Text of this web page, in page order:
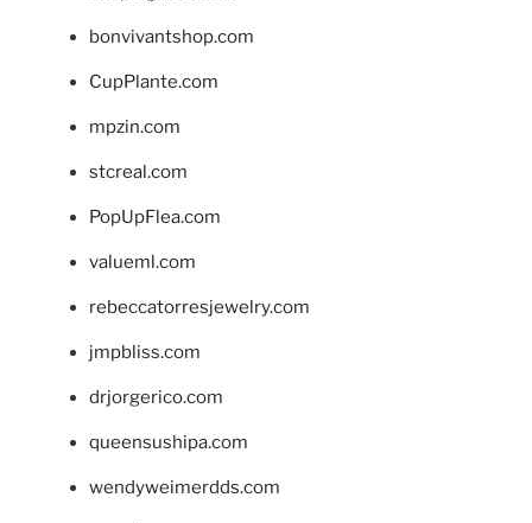
bonvivantshop.com
CupPlante.com
mpzin.com
stcreal.com
PopUpFlea.com
valueml.com
rebeccatorresjewelry.com
jmpbliss.com
drjorgerico.com
queensushipa.com
wendyweimerdds.com